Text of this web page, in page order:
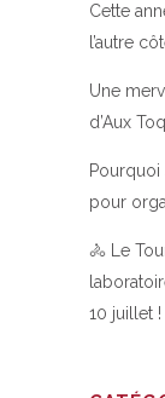
Cette
l’autre
Une
d’Aux
pour
🚴 Le
10 juillet !